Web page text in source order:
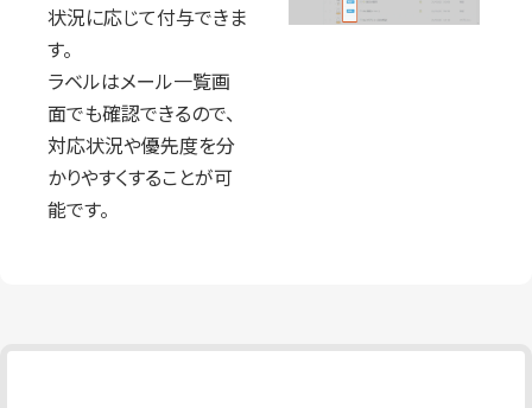
状況に応じて付与できま
す。
ラベルはメール一覧画
面でも確認できるので、
対応状況や優先度を分
かりやすくすることが可
能です。